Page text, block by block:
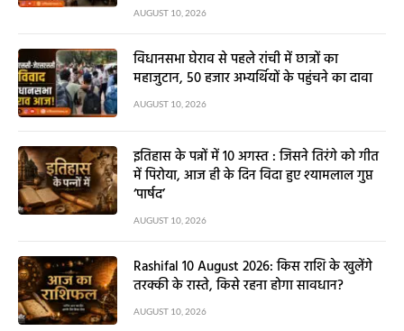
AUGUST 10, 2026
विधानसभा घेराव से पहले रांची में छात्रों का
महाजुटान, 50 हजार अभ्यर्थियों के पहुंचने का दावा
AUGUST 10, 2026
इतिहास के पन्नों में 10 अगस्त : जिसने तिरंगे को गीत
में पिरोया, आज ही के दिन विदा हुए श्यामलाल गुप्त
‘पार्षद’
AUGUST 10, 2026
Rashifal 10 August 2026: किस राशि के खुलेंगे
तरक्की के रास्ते, किसे रहना होगा सावधान?
AUGUST 10, 2026